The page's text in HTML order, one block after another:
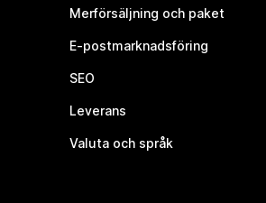
Merförsäljning och paket
E-postmarknadsföring
SEO
Leverans
Valuta och språk